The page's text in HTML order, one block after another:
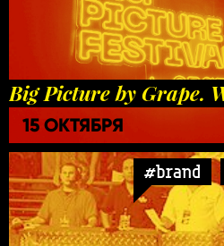
Big Picture by Grape.
15 ОКТЯБРЯ
#brand